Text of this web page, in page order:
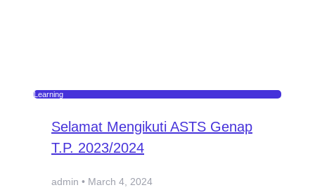
Learning
Selamat Mengikuti ASTS Genap
T.P. 2023/2024
admin March 4, 2024